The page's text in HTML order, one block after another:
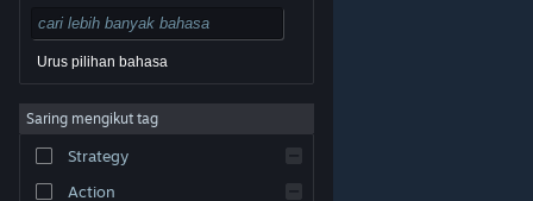
© Valve Corporation. Hak cipta terpelihara. Semua
tanda dagangan ialah hak milik pemilik masing-masing
Perundangan|Accessibility
Steam| Bayaran balik
Urus pilihan bahasa
Saring mengikut tag
Strategy
Action